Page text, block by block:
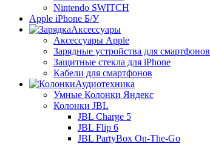
Nintendo SWITCH
Apple iPhone Б/У
Аксессуары
Аксессуары Apple
Зарядные устройства для смартфонов
Защитные стекла для iPhone
Кабели для смартфонов
Аудиотехника
Умные Колонки Яндекс
Колонки JBL
JBL Charge 5
JBL Flip 6
JBL PartyBox On-The-Go